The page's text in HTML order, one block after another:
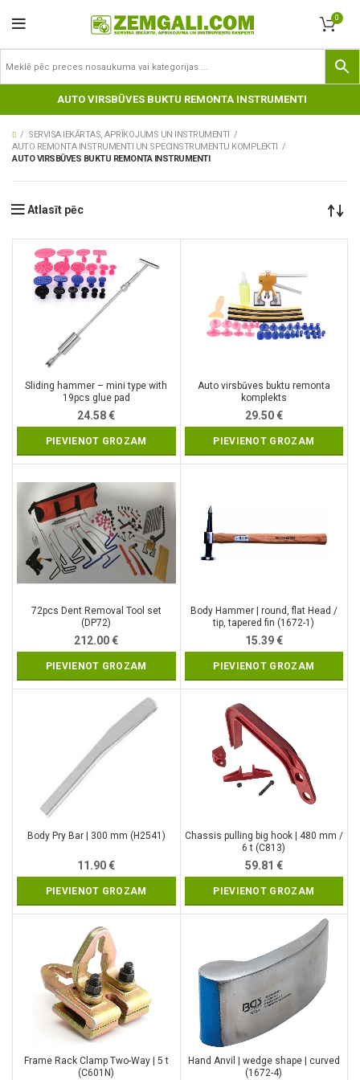
0
AUTO VIRSBŪVES BUKTU REMONTA INSTRUMENTI
SERVISA IEKĀRTAS, APRĪKOJUMS UN INSTRUMENTI
AUTO REMONTA INSTRUMENTI UN SPECINSTRUMENTU KOMPLEKTI
AUTO VIRSBŪVES BUKTU REMONTA INSTRUMENTI
Atlasīt pēc
Sliding hammer – mini type with
19pcs glue pad
24.58€
PIEVIENOT GROZAM
Auto virsbūves buktu remonta
komplekts
29.50€
PIEVIENOT GROZAM
72pcs Dent Removal Tool set
(DP72)
212.00€
PIEVIENOT GROZAM
Body Hammer | round, flat Head /
tip, tapered fin (1672-1)
15.39€
PIEVIENOT GROZAM
Body Pry Bar | 300 mm (H2541)
11.90€
PIEVIENOT GROZAM
Chassis pulling big hook | 480 mm /
6 t (C813)
59.81 €
PIEVIENOT GROZAM
Frame Rack Clamp Two-Way | 5 t
(C601N)
Hand Anvil | wedge shape | curved
(1672-4)